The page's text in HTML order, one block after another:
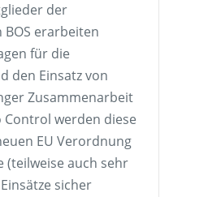
der
erarbeiten
für die
den Einsatz von
Zusammenarbeit
werden diese
EU Verordnung
(teilweise auch sehr
sicher